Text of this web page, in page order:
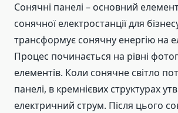
Сонячні панелі – основний
сонячної електростанції для
трансформує сонячну енергію на
Процес починається на рівні
елементів. Коли сонячне світло
панелі, в кремнієвих структурах
електричний струм. Після цього